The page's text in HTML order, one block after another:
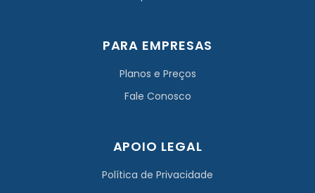
PARA EMPRESAS
Planos e Preços
Fale Conosco
APOIO LEGAL
Política de Privacidade